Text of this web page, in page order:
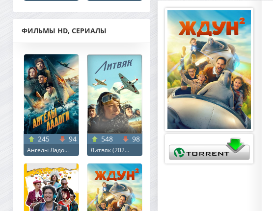
ФИЛЬМЫ HD, СЕРИАЛЫ
245 94
Ангелы Ладо...
548 98
Литвяк (202...